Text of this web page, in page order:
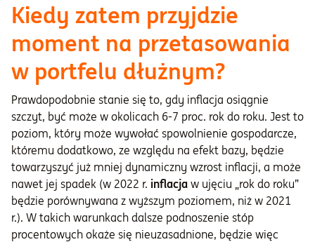
Kiedy zatem przyjdzie
moment na przetasowania
w portfelu dłużnym?
Prawdopodobnie stanie się to, gdy inflacja osiągnie
szczyt, być może w okolicach 6-7 proc. rok do roku. Jest to
poziom, który może wywołać spowolnienie gospodarcze,
któremu dodatkowo, ze względu na efekt bazy, będzie
towarzyszyć już mniej dynamiczny wzrost inflacji, a może
nawet jej spadek (w 2022 r. inflacja w ujęciu „rok do roku”
będzie porównywana z wyższym poziomem, niż w 2021
r.). W takich warunkach dalsze podnoszenie stóp
procentowych okaże się nieuzasadnione, będzie więc